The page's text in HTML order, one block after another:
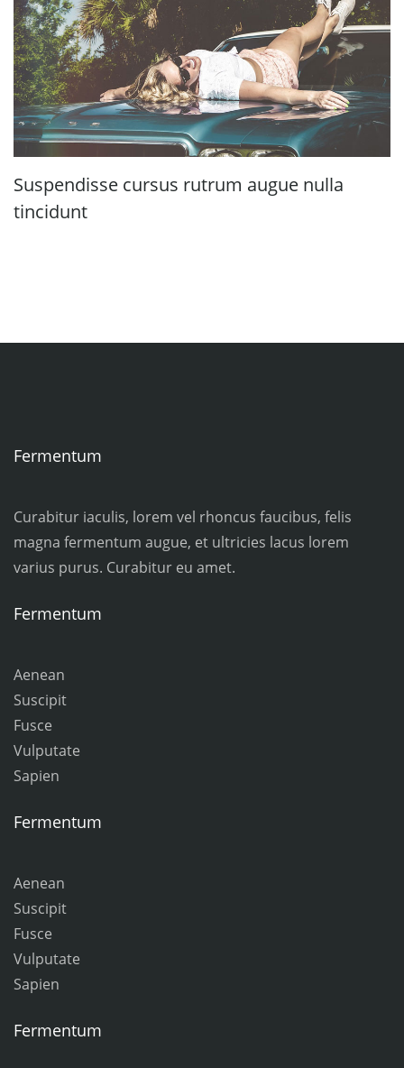
Suspendisse cursus rutrum augue nulla
tincidunt
Fermentum
Curabitur iaculis, lorem vel rhoncus faucibus, felis
magna fermentum augue, et ultricies lacus lorem
varius purus. Curabitur eu amet.
Fermentum
Aenean
Suscipit
Fusce
Vulputate
Sapien
Fermentum
Aenean
Suscipit
Fusce
Vulputate
Sapien
Fermentum